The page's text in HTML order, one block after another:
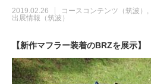
2019.02.26 コースコンテンツ（筑波）
出展情報（筑波）
【新作マフラー装着のBRZを展示】